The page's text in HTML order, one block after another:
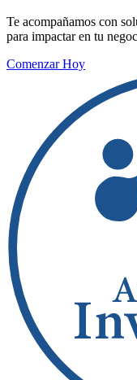
Te acompañamos con
para impactar en tu
Comenzar Hoy